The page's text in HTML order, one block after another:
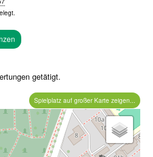
getätigt.
Spielplatz auf großer Karte zeigen...